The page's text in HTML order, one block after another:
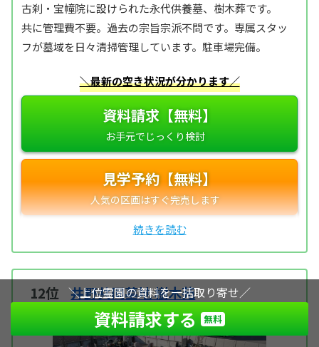
古刹・宝幢院に設けられた永代供養墓、樹木葬です。
共に管理費不要。過去の宗旨宗派不問です。専属スタッ
フが墓域を日々清掃管理しています。駐車場完備。
＼最新の空き状況が分かります／
資料請求【無料】
見学予約【無料】
12位 井野共同墓地 樹木苑
＼上位霊園の資料を一括取り寄せ／
資料請求する 無料